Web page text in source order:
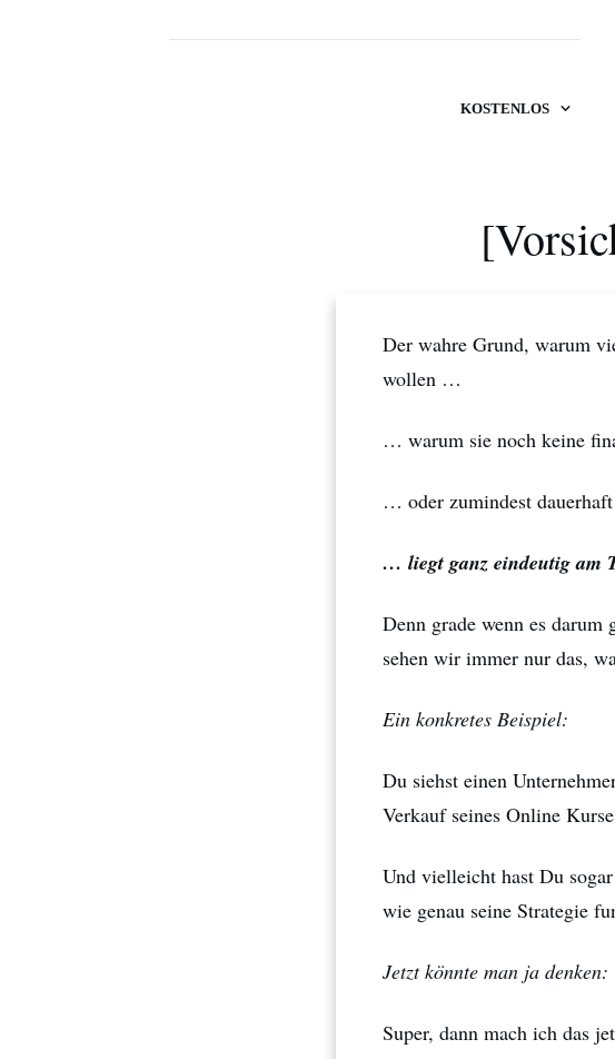
KOSTENLOS
Der wahre Grund, warum
wollen …
… warum sie noch keine
… oder zumindest
… liegt ganz eindeutig am
Denn grade wenn es darum
sehen wir immer nur das,
Ein konkretes Beispiel:
Du siehst einen
Verkauf seines Online
Und vielleicht hast Du
wie genau seine Strategie
Jetzt könnte man ja denken:
Super, dann mach ich das